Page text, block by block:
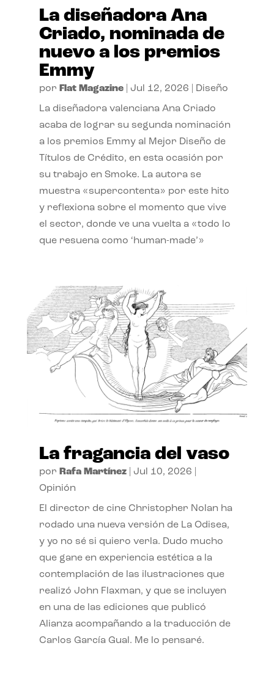
La diseñadora Ana
Criado, nominada de
nuevo a los premios
Emmy
por Flat Magazine| Jul 12, 2026 Diseño
La diseñadora valenciana Ana Criado
acaba de lograr su segunda nominación
a los premios Emmy al Mejor Diseño de
Títulos de Crédito, en esta ocasión por
su trabajo en Smoke. La autora se
muestra «supercontenta» por este hito
y reflexiona sobre el momento que vive
el sector, donde ve una vuelta a «todo lo
que resuena como ‘human-made’»
La fragancia del vaso
por Rafa Martínez| Jul 10, 2026
Opinión
El director de cine Christopher Nolan ha
rodado una nueva versión de La Odisea,
y yo no sé si quiero verla. Dudo mucho
que gane en experiencia estética a la
contemplación de las ilustraciones que
realizó John Flaxman, y que se incluyen
en una de las ediciones que publicó
Alianza acompañando a la traducción de
Carlos García Gual. Me lo pensaré.